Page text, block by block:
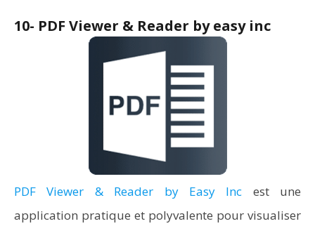
10- PDF Viewer & Reader by easy inc
PDF Viewer & Reader by Easy Inc est une
application pratique et polyvalente pour visualiser